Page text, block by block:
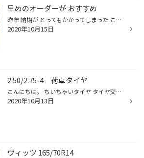
早めのオーダーが おすすめ
昨年 納期が とってもかかってしまった こちら。 57Transcend UNLIMIT EDITION 今年のカラーは イエロー！！！！ ガンメタ&イエローの コラボレーション！！！！ 気になっている方は 早いご決断をおすすめします！ おすすめポイントは ここ。 さりげなく ワンポイント。 いかがですか？ タイヤ館盛...
2020年10月15日
2.50/2.75-4 荷車タイヤ
こんにちは。 ちいちゃいタイヤ タイヤ交換させていただきました！ 最近のタイヤは ほとんどがチューブレス。 こちらは チューブつき。 可愛らしい(*´꒳`*) BRIDGESTONE製 本当は パンクしないタイヤが欲しかった お客様ですが 残念ながら このサイズは 「パンクノン」ないのですm(_ _)m パンクしな...
2020年10月13日
ヴィッツ 165/70R14